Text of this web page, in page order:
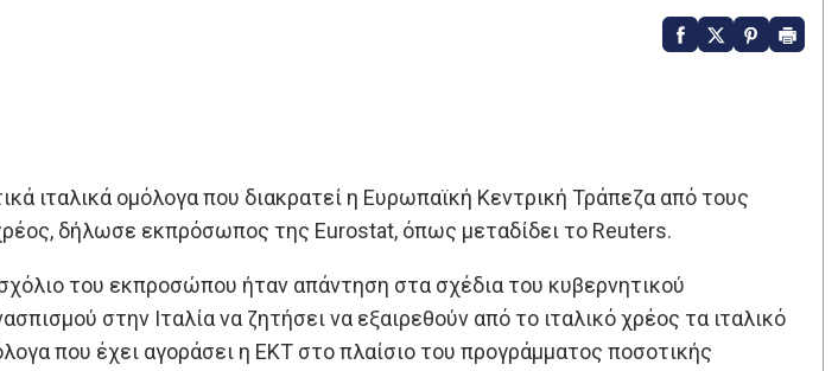
ιταλικά ομόλογα που διακρατεί η Ευρωπαϊκή Κεντρική Τράπεζα από τους
δήλωσε εκπρόσωπος της Eurostat, όπως μεταδίδει το Reuters.
του εκπροσώπου ήταν απάντηση στα σχέδια του κυβερνητικού
στην Ιταλία να ζητήσει να εξαιρεθούν από το ιταλικό χρέος τα ιταλικό
που έχει αγοράσει η ΕΚΤ στο πλαίσιο του προγράμματος ποσοτικής